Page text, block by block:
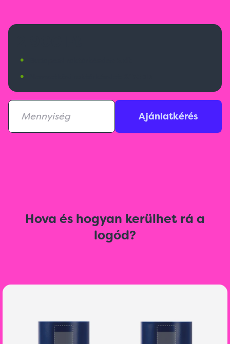
•
•
Ajánlatkérés
Hova és hogyan kerülhet rá a
logód?